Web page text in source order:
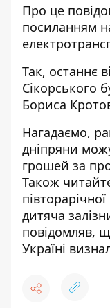
Про це
посиланням
Так, останнє
Сікорського
Бориса
Нагадаємо,
дніпряни
грошей за
Також
дитяча
повідомляв,
Україні